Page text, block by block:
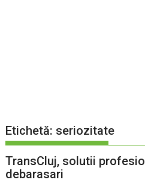
Etichetă: seriozitate
TransCluj, solutii
debarasari